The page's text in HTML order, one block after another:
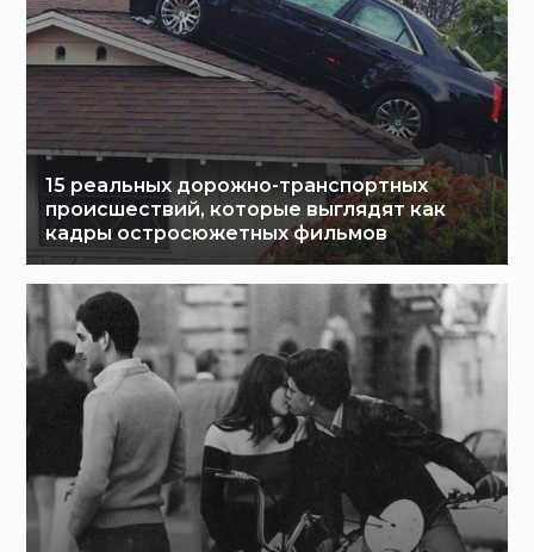
15 реальных дорожно-транспортных
происшествий, которые выглядят как
кадры остросюжетных фильмов